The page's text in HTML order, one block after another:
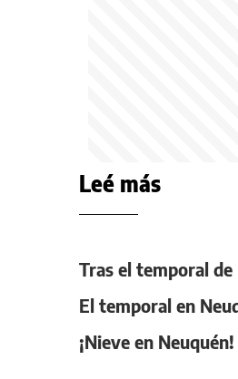
Leé más
Tras el temporal
El temporal en
¡Nieve en